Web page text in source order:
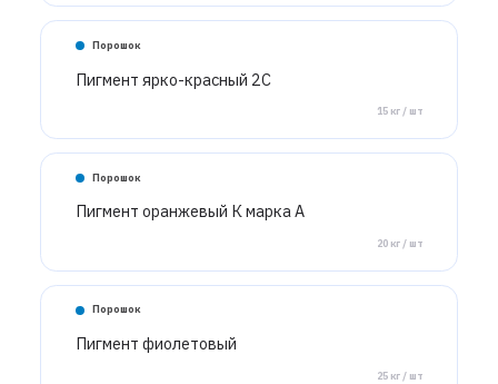
Порошок
Пигмент ярко-красный 2С
15 кг / шт
Порошок
Пигмент оранжевый К марка А
20 кг / шт
Порошок
Пигмент фиолетовый
25 кг / шт